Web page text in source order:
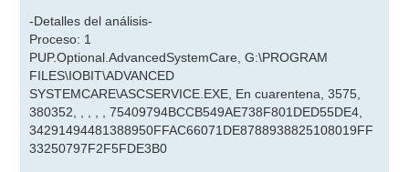
-Detalles del análisis-
Proceso: 1
PUP.Optional.AdvancedSystemCare, G:\PROGRAM
FILES\IOBIT\ADVANCED
SYSTEMCARE\ASCSERVICE.EXE, En cuarentena, 3575,
380352, , , , , 75409794BCCB549AE738F801DED55DE4,
34291494481388950FFAC66071DE8788938825108019FF
33250797F2F5FDE3B0